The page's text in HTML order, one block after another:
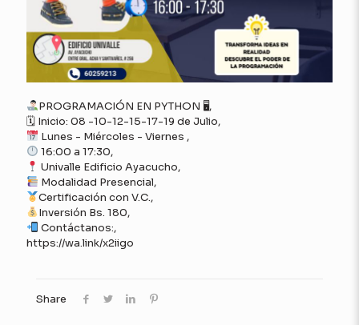
PROGRAMACIÓN EN PYTHON 🖥,
🗓 Inicio: 08 -10-12-15-17-19 de Julio,
Lunes - Miércoles - Viernes ,
16:00 a 17:30,
Univalle Edificio Ayacucho,
Modalidad Presencial,
Certificación con V.C.,
Inversión Bs. 180,
Contáctanos:,
https://wa.link/x2iigo
Share